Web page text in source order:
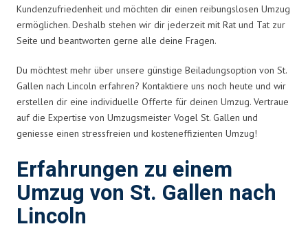
Kundenzufriedenheit und möchten dir einen reibungslosen Umzug
ermöglichen. Deshalb stehen wir dir jederzeit mit Rat und Tat zur
Seite und beantworten gerne alle deine Fragen.
Du möchtest mehr über unsere günstige Beiladungsoption von St.
Gallen nach Lincoln erfahren? Kontaktiere uns noch heute und wir
erstellen dir eine individuelle Offerte für deinen Umzug. Vertraue
auf die Expertise von Umzugsmeister Vogel St. Gallen und
geniesse einen stressfreien und kosteneffizienten Umzug!
Erfahrungen zu einem
Umzug von St. Gallen nach
Lincoln